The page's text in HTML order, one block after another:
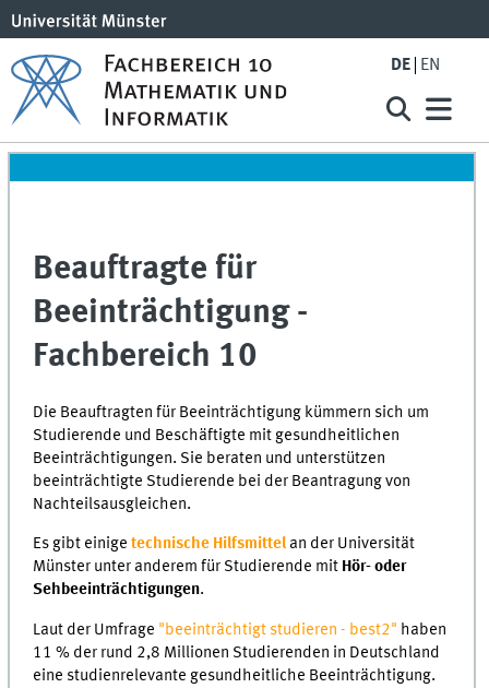
DE EN
Beauftragte für
Beeinträchtigung -
Fachbereich 10
Die Beauftragten für Beeinträchtigung kümmern sich um
Studierende und Beschäftigte mit gesundheitlichen
Beeinträchtigungen. Sie beraten und unterstützen
beeinträchtigte Studierende bei der Beantragung von
Nachteilsausgleichen.
Es gibt einigetechnische Hilfsmittelan der Universität
Münster unter anderem für Studierende mit Hör- oder
Sehbeeinträchtigungen.
Laut der Umfrage "beeinträchtigt studieren - best2" haben
11 % der rund 2,8 Millionen Studierenden in Deutschland
eine studienrelevante gesundheitliche Beeinträchtigung.